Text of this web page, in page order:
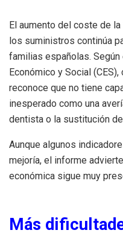
El aumento del coste de
los suministros continúa
familias españolas.
Económico y Social
reconoce que no tiene
inesperado como una
dentista o la sustitución
Aunque algunos
mejoría, el informe
económica sigue muy
Más